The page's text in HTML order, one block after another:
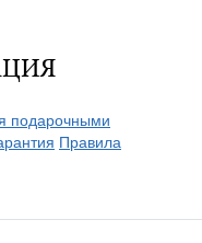
подарочными
Правила